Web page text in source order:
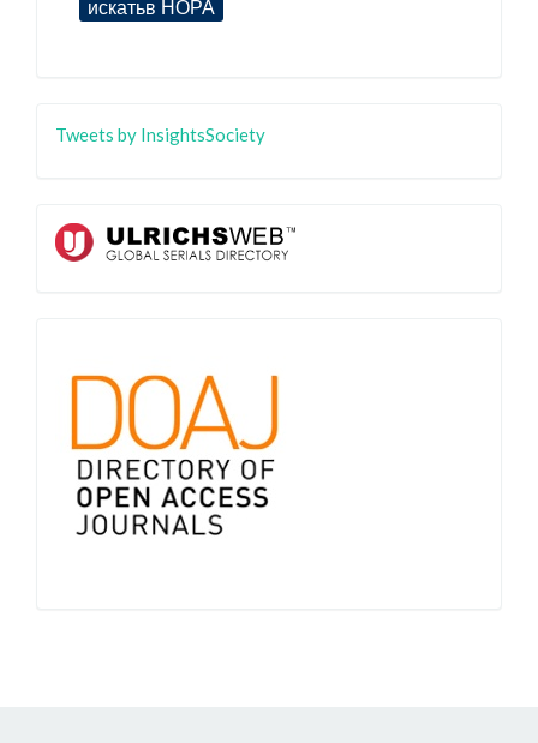
Tweets by InsightsSociety